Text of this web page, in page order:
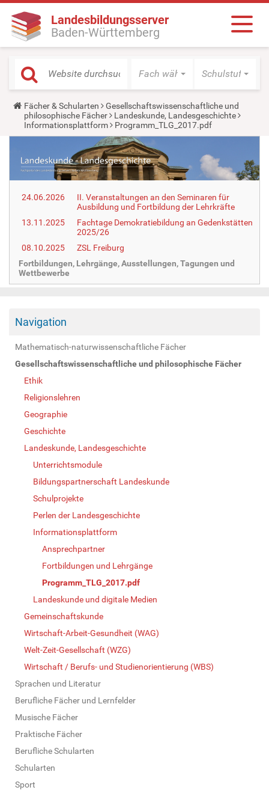
Landesbildungsserver
Baden-Württemberg
Fach wählen Schulstufe
Y
o
u
a
h
e
r
:
Fächer & Schularten
Gesellschaftswissenschaftliche und
philosophische Fächer
Landeskunde, Landesgeschichte
Informationsplattform
Programm_TLG_2017.pdf
24.06.2026
II. Veranstaltungen an den Seminaren für
Ausbildung und Fortbildung der Lehrkräfte
13.11.2025
Fachtage Demokratiebildung an Gedenkstätten
2025/26
08.10.2025
ZSL Freiburg
Fortbildungen, Lehrgänge, Ausstellungen, Tagungen und
Wettbewerbe
Navigation
Mathematisch-naturwissenschaftliche Fächer
Gesellschaftswissenschaftliche und philosophische Fächer
Ethik
Religionslehren
Geographie
Geschichte
Landeskunde, Landesgeschichte
Unterrichtsmodule
Bildungspartnerschaft Landeskunde
Schulprojekte
Perlen der Landesgeschichte
Informationsplattform
Ansprechpartner
Fortbildungen und Lehrgänge
Programm_TLG_2017.pdf
Landeskunde und digitale Medien
Gemeinschaftskunde
Wirtschaft-Arbeit-Gesundheit (WAG)
Welt-Zeit-Gesellschaft (WZG)
Wirtschaft / Berufs- und Studienorientierung (WBS)
Sprachen und Literatur
Berufliche Fächer und Lernfelder
Musische Fächer
Praktische Fächer
Berufliche Schularten
Schularten
Sport